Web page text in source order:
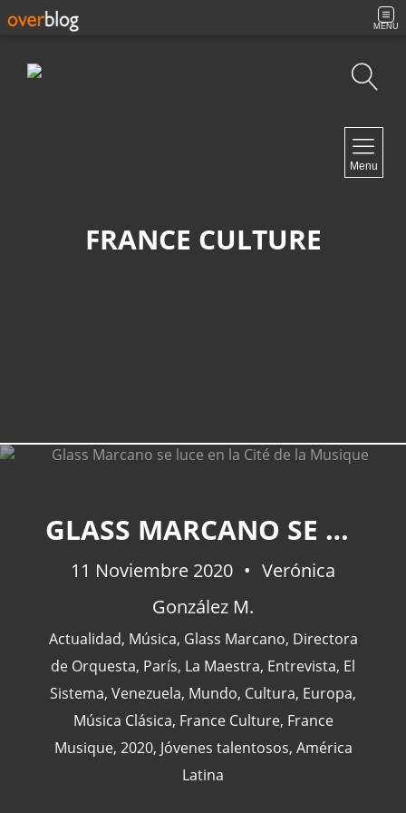
MENU
Menu
FRANCE CULTURE
GLASS MARCANO SE LUCE EN LA CITÉ DE LA MUSIQUE
11 Noviembre 2020
Verónica
González M.
Actualidad, Música, Glass Marcano, Directora
de Orquesta, París, La Maestra, Entrevista, El
Sistema, Venezuela, Mundo, Cultura, Europa,
Música Clásica, France Culture, France
Musique, 2020, Jóvenes talentosos, América
Latina
CATEGORÍAS
Actualidad(227)
Barcelona(47)
Europa (47)
Venezuela(43)